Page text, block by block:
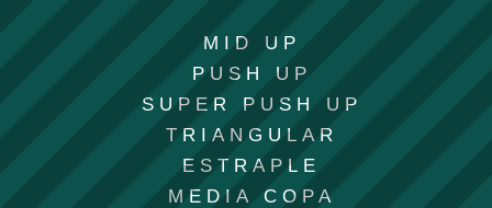
MID UP
PUSH UP
SUPER PUSH UP
TRIANGULAR
ESTRAPLE
MEDIA COPA